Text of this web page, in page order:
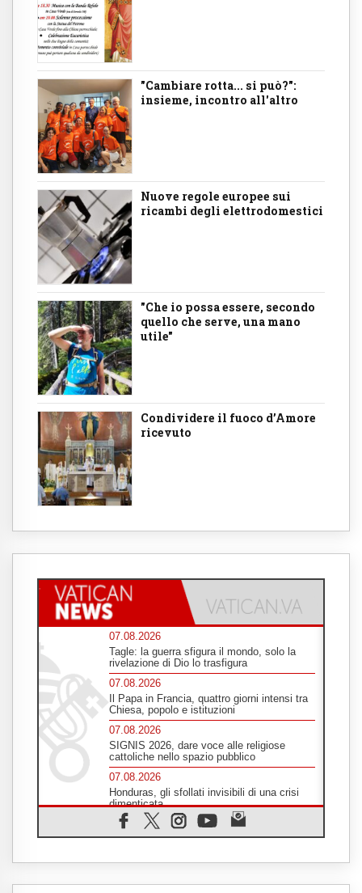
"Cambiare rotta... si può?":
insieme, incontro all'altro
Nuove regole europee sui
ricambi degli elettrodomestici
"Che io possa essere, secondo
quello che serve, una mano
utile"
Condividere il fuoco d’Amore
ricevuto
07.08.2026
Tagle: la guerra sfigura il mondo, solo la
rivelazione di Dio lo trasfigura
07.08.2026
Il Papa in Francia, quattro giorni intensi tra
Chiesa, popolo e istituzioni
07.08.2026
SIGNIS 2026, dare voce alle religiose
cattoliche nello spazio pubblico
07.08.2026
Honduras, gli sfollati invisibili di una crisi
dimenticata
07.08.2026
Italia, Antigone: carceri al limite della
Parolin conclude il viaggio in Messico: "La